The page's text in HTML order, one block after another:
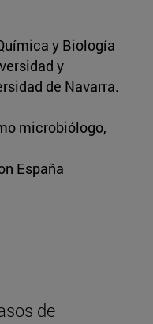
y Biología
y
de Navarra.
microbiólogo,
España
de